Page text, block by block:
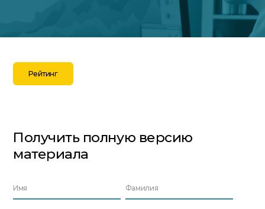
Рейтинг
Получить полную версию
материала